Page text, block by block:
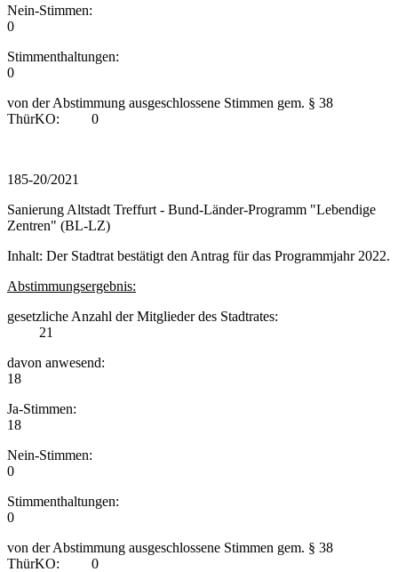
Nein-Stimmen:
0
Stimmenthaltungen:
0
von der Abstimmung ausgeschlossene Stimmen gem. § 38
ThürKO: 0
185-20/2021
Sanierung Altstadt Treffurt - Bund-Länder-Programm "Lebendige
Zentren" (BL-LZ)
Inhalt: Der Stadtrat bestätigt den Antrag für das Programmjahr 2022.
Abstimmungsergebnis:
gesetzliche Anzahl der Mitglieder des Stadtrates:
21
davon anwesend:
18
Ja-Stimmen:
18
Nein-Stimmen:
0
Stimmenthaltungen:
0
von der Abstimmung ausgeschlossene Stimmen gem. § 38
ThürKO: 0